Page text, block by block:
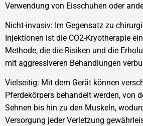
Verwendung von Eisschuhen oder
Nicht-invasiv: Im Gegensatz zu
Injektionen ist die CO2-Kryotherapie
Methode, die die Risiken und die
mit aggressiveren Behandlungen
Vielseitig: Mit dem Gerät können
Pferdekörpers behandelt werden, von
Sehnen bis hin zu den Muskeln,
Versorgung jeder Verletzung